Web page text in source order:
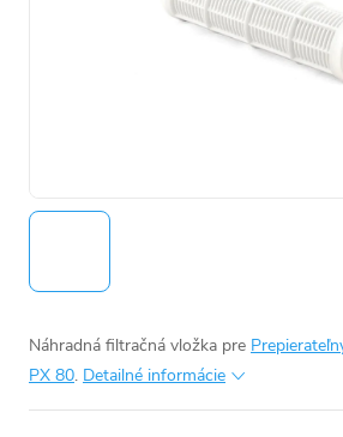
Náhradná filtračná vložka pre
PX 80. Detailné informácie